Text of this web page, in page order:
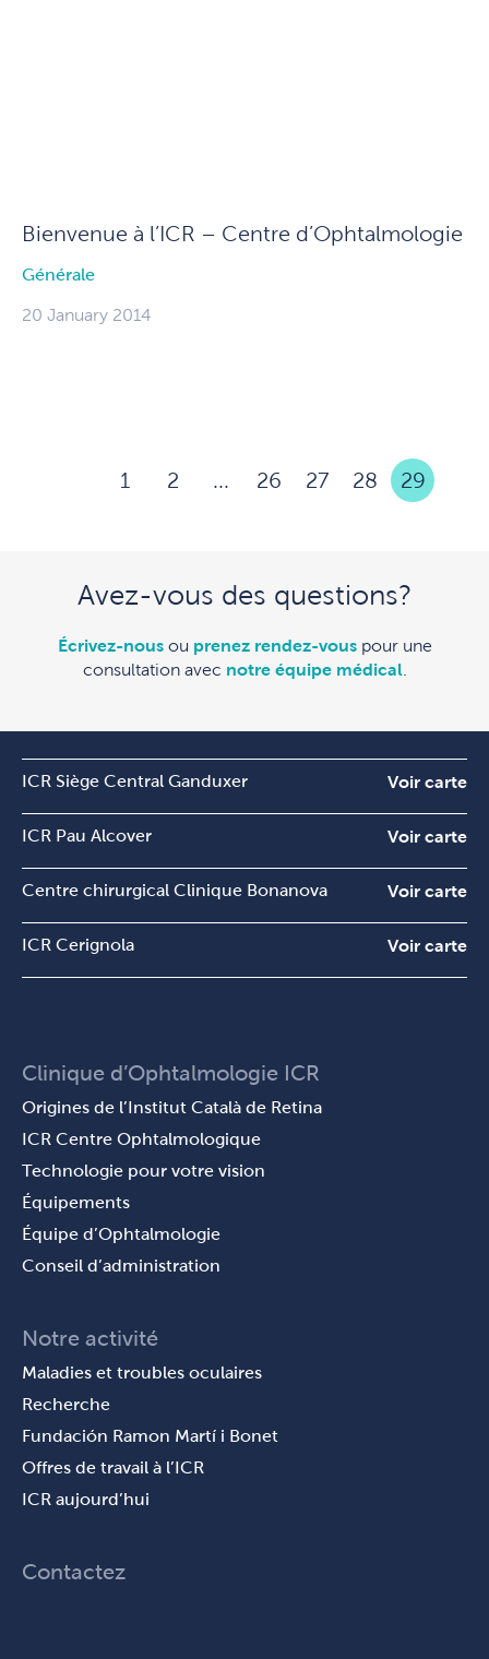
Bienvenue à l’ICR – Centre d’Ophtalmologie
Générale
20 January 2014
1 2 ... 26 27 28 29
Avez-vous des questions?
Écrivez-nousou prenez rendez-vouspour une
consultation avec notre équipe médical.
ICR Siège Central Ganduxer Voir carte
ICR Pau Alcover Voir carte
Centre chirurgical Clinique Bonanova Voir carte
ICR Cerignola Voir carte
Clinique d’Ophtalmologie ICR
Origines de l’Institut Català de Retina
ICR Centre Ophtalmologique
Technologie pour votre vision
Équipements
Équipe d’Ophtalmologie
Conseil d’administration
Notre activité
Maladies et troubles oculaires
Recherche
Fundación Ramon Martí i Bonet
Offres de travail à l’ICR
ICR aujourd’hui
Contactez